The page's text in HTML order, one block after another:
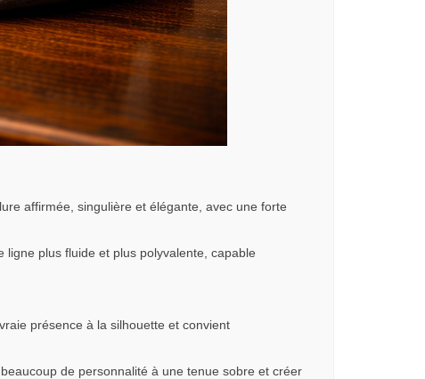
affirmée, singulière et élégante, avec une forte
ligne plus fluide et plus polyvalente, capable
présence à la silhouette et convient
de personnalité à une tenue sobre et créer